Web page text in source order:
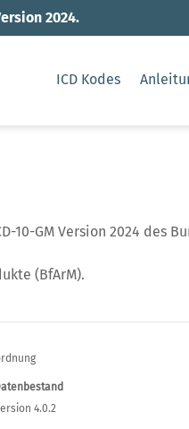
2024.
ICD Kodes
10-GM Version 2024 des
(BfArM).
4.0.2